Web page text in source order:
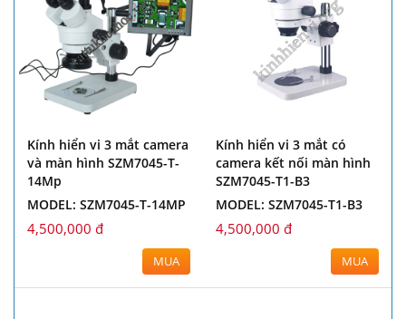
Kính hiển vi 3 mắt camera
và màn hình SZM7045-T-
14Mp
MODEL: SZM7045-T-14MP
4,500,000 đ
MUA
Kính hiển vi 3 mắt có
camera kết nối màn hình
SZM7045-T1-B3
MODEL: SZM7045-T1-B3
4,500,000 đ
MUA